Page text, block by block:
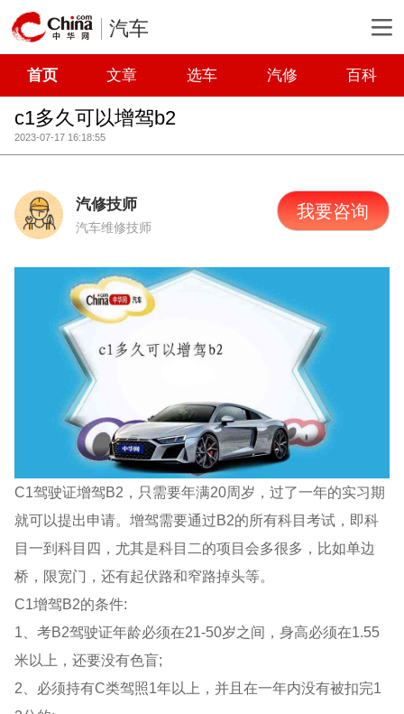
汽车
首页 文章 选车 汽修 百科
c1多久可以增驾b2
2023-07-17 16:18:55
汽修技师
汽车维修技师
我要咨询
C1驾驶证增驾B2，只需要年满20周岁，过了一年的实习期
就可以提出申请。增驾需要通过B2的所有科目考试，即科
目一到科目四，尤其是科目二的项目会多很多，比如单边
桥，限宽门，还有起伏路和窄路掉头等。
C1增驾B2的条件:
1、考B2驾驶证年龄必须在21-50岁之间，身高必须在1.55
米以上，还要没有色盲;
2、必须持有C类驾照1年以上，并且在一年内没有被扣完1